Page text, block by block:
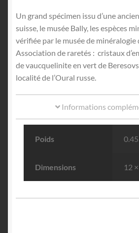
Un grand spécimen issu d’une
suisse, le musée Bally, les espèces
vérifiée par le musée de minéralogie
Association de raretés : cristaux
de vaucquelinite en vert de
localité de l’Oural russe.
Informations
Poids
Dimensions 12